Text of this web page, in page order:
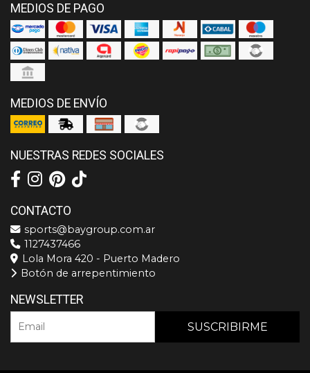
MEDIOS DE PAGO
MEDIOS DE ENVÍO
NUESTRAS REDES SOCIALES
CONTACTO
sports@baygroup.com.ar
1127437466
Lola Mora 420 - Puerto Madero
Botón de arrepentimiento
NEWSLETTER
SUSCRIBIRME